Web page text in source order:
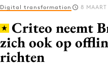
Log in
Volg het laatste
Digital transformation 8
Criteo neemt
zich ook op
richten